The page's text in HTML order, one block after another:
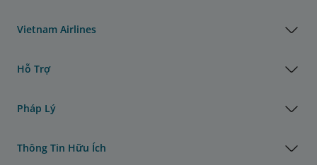
Vietnam Airlines
Hỗ Trợ
Pháp Lý
Thông Tin Hữu Ích